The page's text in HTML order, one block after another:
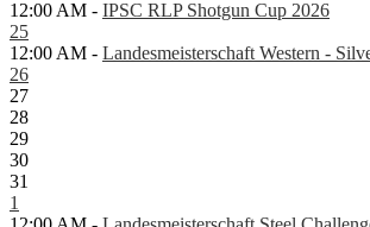
12:00 AM - IPSC RLP Shotgun Cup 2026
25
12:00 AM - Landesmeisterschaft Western -
26
27
28
29
30
31
1